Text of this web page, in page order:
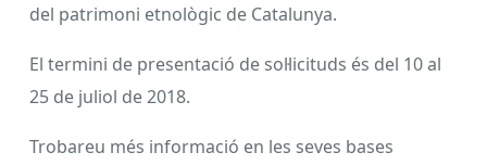
del patrimoni etnològic de Catalunya.
El termini de presentació de sol·licituds és del 10 al
25 de juliol de 2018.
Trobareu més informació en les seves bases